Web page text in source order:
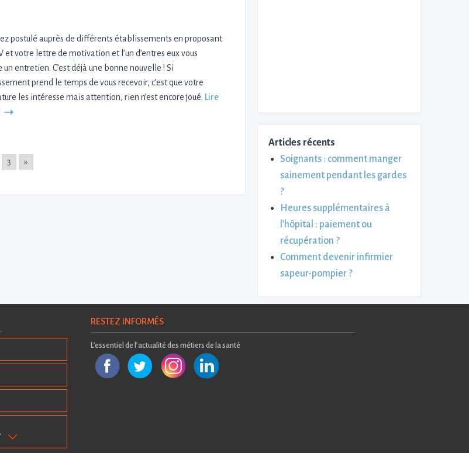
postulé auprès de différents établissements en proposant
et votre lettre de motivation et l’un d’entres eux vous
un entretien. C’est déjà une bonne nouvelle ! Si
prend le temps de vous recevoir, c’est que votre
les intéresse mais attention, rien n’est encore joué. Lire
3 »
Articles récents
Soignants : comment manger
sainement pendant les gardes
?
Heures supplémentaires à
l’hôpital : paiement ou
récupération ?
Comment devenir infirmier
sapeur-pompier ?
RESTEZ INFORMÉS
L’essentiel de l’actualité des métiers de la santé